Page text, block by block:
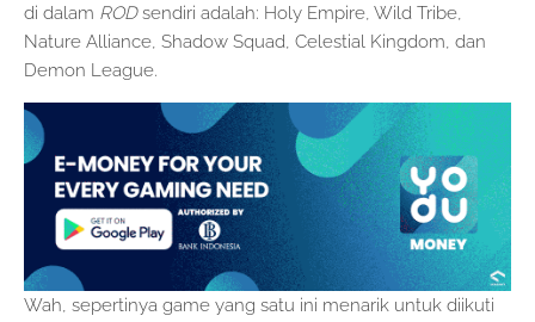
di dalam RODsendiri adalah: Holy Empire, Wild Tribe,
Nature Alliance, Shadow Squad, Celestial Kingdom, dan
Demon League.
Wah, sepertinya game yang satu ini menarik untuk diikuti